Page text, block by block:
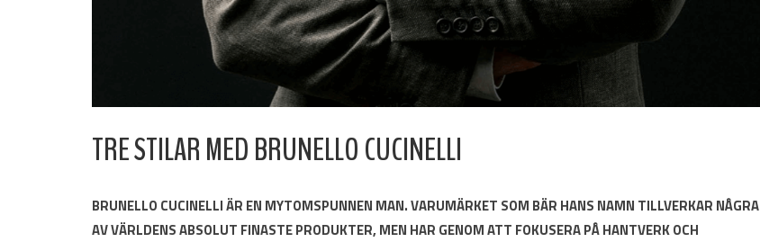
TRE STILAR MED BRUNELLO CUCINELLI
BRUNELLO CUCINELLI ÄR EN MYTOMSPUNNEN MAN. VARUMÄRKET SOM BÄR HANS NAMN TILLVERKAR NÅGRA
AV VÄRLDENS ABSOLUT FINASTE PRODUKTER, MEN HAR GENOM ATT FOKUSERA PÅ HANTVERK OCH